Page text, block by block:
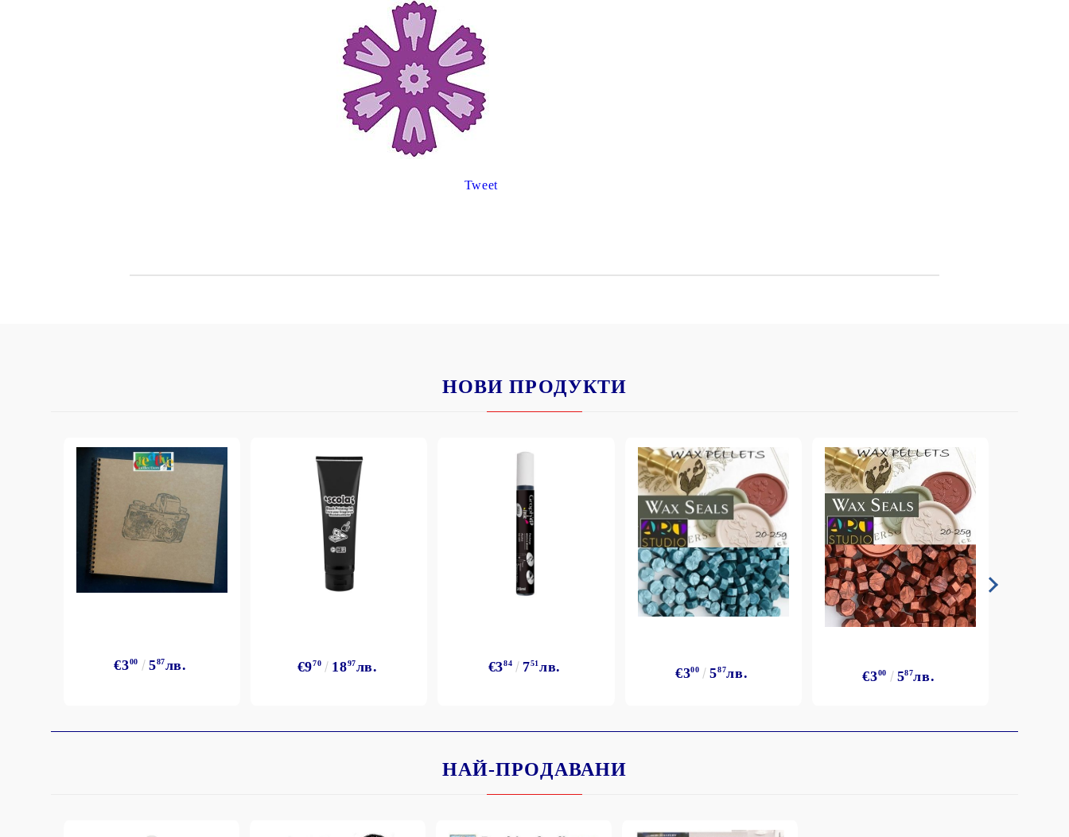
глина и други
ALADIN IZINK Series - Pigment & Dye
French ink
Пигментни Мастила
ЕКСКЛУЗИВНИ, АЛКОХОЛНИ и
СПРЕЙ
ДЕКОРАТИВНИ И ПЕЧАТИ ЗА
ВОСЪЦИ
Цветни и крафт картони / хартии
Инструменти за релеф
Tweet
НОВИ ПРОДУКТИ
€300 587лв. €970 1897лв. €384 751лв. €300 587лв. €300 587лв.
НАЙ-ПРОДАВАНИ